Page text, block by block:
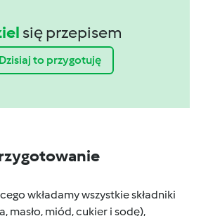
się przepisem
Dzisiaj to przygotuję
wkładamy wszystkie składniki
masło, miód, cukier i sodę),